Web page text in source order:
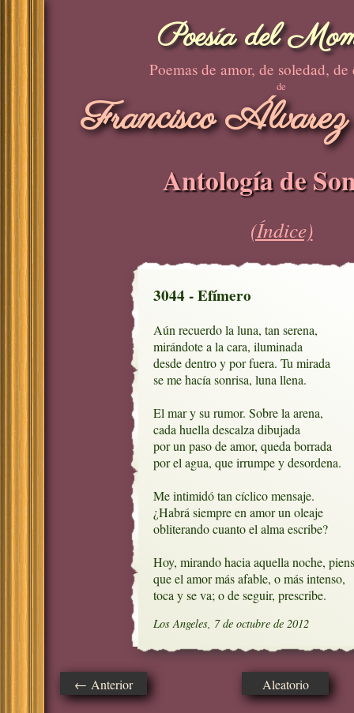
Poesía del
Poemas de amor, de soledad, de
de
Francisco
Antología de
(Índice)
3044 - Efímero
Aún recuerdo la luna, tan serena,
mirándote a la cara, iluminada
desde dentro y por fuera. Tu mirada
se me hacía sonrisa, luna llena.
El mar y su rumor. Sobre la arena,
cada huella descalza dibujada
por un paso de amor, queda borrada
por el agua, que irrumpe y desordena.
Me intimidó tan cíclico mensaje.
¿Habrá siempre en amor un oleaje
obliterando cuanto el alma escribe?
Hoy, mirando hacia aquella noche,
que el amor más afable, o más intenso,
toca y se va; o de seguir, prescribe.
Los Angeles, 7 de octubre de 2012
← Anterior Aleatorio